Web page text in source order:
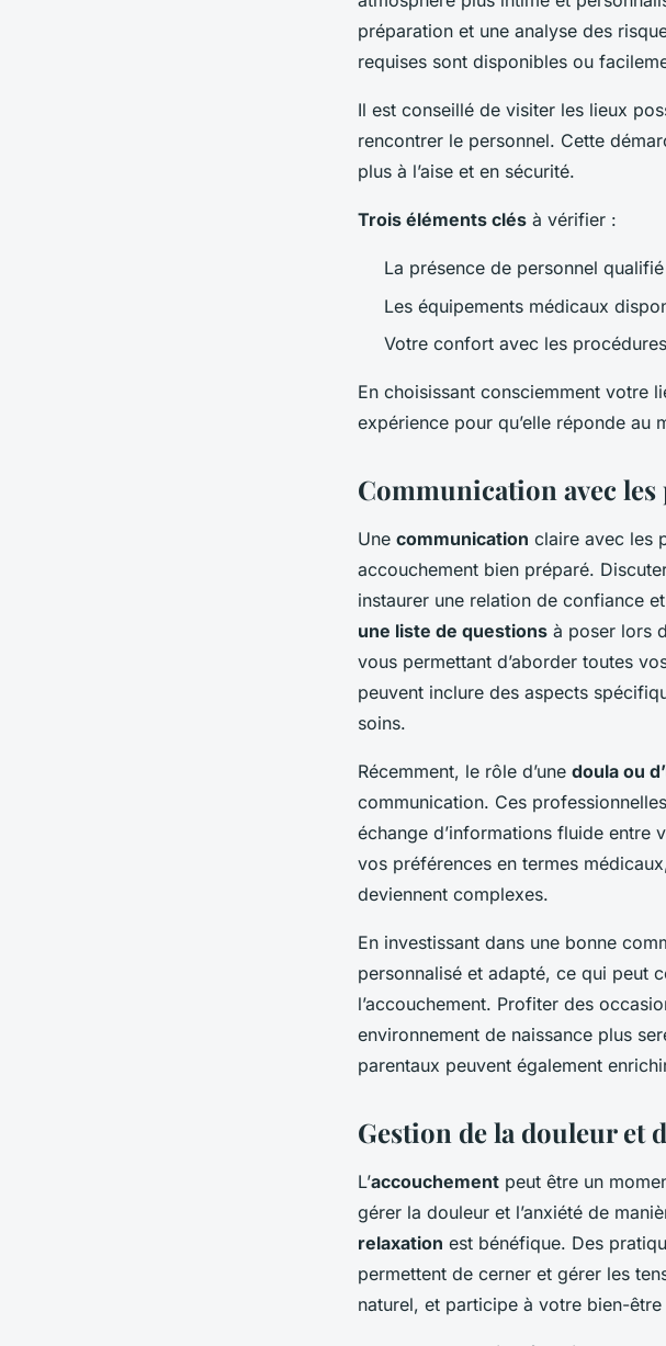
préparation et une analyse des
requises sont disponibles ou
Il est conseillé de visiter les lieux
rencontrer le personnel. Cette
plus à l’aise et en sécurité.
Trois éléments clés à vérifier :
La présence de personnel
Les équipements médicaux
Votre confort avec les
En choisissant consciemment votre
expérience pour qu’elle réponde au
Communication avec
Une communication claire avec les
accouchement bien préparé.
instaurer une relation de confiance
une liste de questions à poser lors
vous permettant d’aborder toutes
peuvent inclure des aspects
soins.
Récemment, le rôle d’une doula ou
communication. Ces
échange d’informations fluide entre
vos préférences en termes
deviennent complexes.
En investissant dans une bonne
personnalisé et adapté, ce qui peut
l’accouchement. Profiter des
environnement de naissance plus
parentaux peuvent également
Gestion de la douleur et
L’accouchement peut être un
gérer la douleur et l’anxiété de
relaxation est bénéfique. Des
permettent de cerner et gérer les
naturel, et participe à votre bien-être